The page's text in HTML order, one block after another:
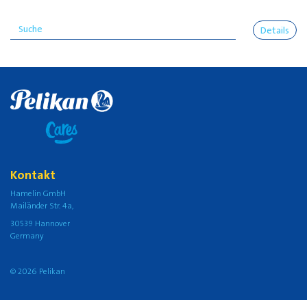
Details
Kontakt
Hamelin GmbH
Mailänder Str. 4a,
30539 Hannover
Germany
© 2026 Pelikan